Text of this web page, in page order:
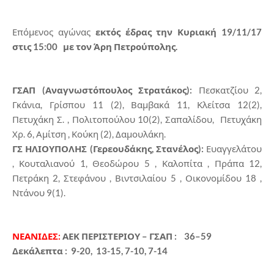
Επόμενος αγώναςεκτός έδρας την Κυριακή 19/11/17
στις 15:00 με τον Άρη Πετρούπολης.
ΓΣΑΠ (Αναγνωστόπουλος Στρατάκος): Πεσκατζίου 2,
Γκάνια, Γρίσπου 11 (2), Βαμβακά 11, Κλείτσα 12(2),
Πετυχάκη Σ. , Πολιτοπούλου 10(2), Σαπαλίδου, Πετυχάκη
Χρ. 6, Αμίτση , Κούκη (2), Δαμουλάκη.
ΓΣ ΗΛΙΟΥΠΟΛΗΣ (Γερεουδάκης, Στανέλος): Ευαγγελάτου
, Κουταλιανού 1, Θεοδώρου 5 , Καλοπίτα , Πράπα 12,
Πετράκη 2, Στεφάνου , Βιντσιλαίου 5 , Οικονομίδου 18 ,
Ντάνου 9(1).
ΝΕΑΝΙΔΕΣ: ΑΕΚ ΠΕΡΙΣΤΕΡΙΟΥ – ΓΣΑΠ : 36–59
Δεκάλεπτα : 9-20, 13-15, 7-10, 7-14